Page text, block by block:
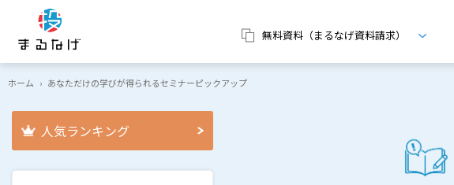
無料資料（まるなげ資料請求）
ホーム › あなただけの学びが得られるセミナーピックアップ
人気ランキング